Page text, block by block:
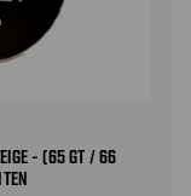
- (65 GT / 66